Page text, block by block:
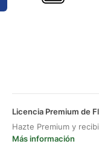
Licencia Premium de
Hazte Premium y
Más información